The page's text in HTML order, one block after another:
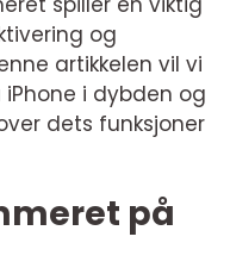
og
artikkelen vil vi
i dybden og
dets funksjoner
på